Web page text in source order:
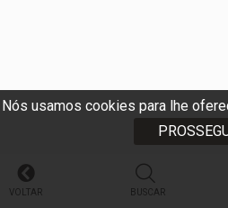
Nós usamos cookies para lhe
VOLTAR BUSCAR